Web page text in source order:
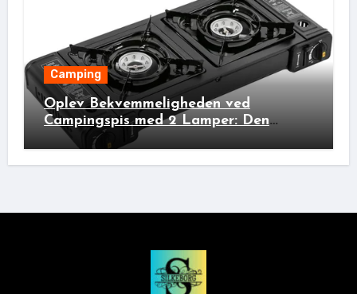
Camping
Oplev Bekvemmeligheden ved
Campingspis med 2 Lamper: Den
Ideelle Bivakpartner!